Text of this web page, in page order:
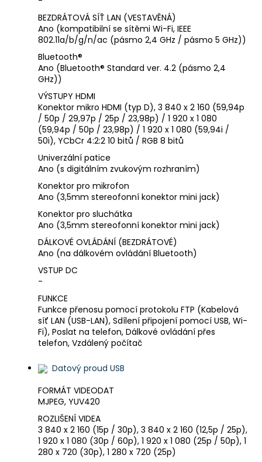
BEZDRÁTOVÁ SÍŤ LAN (VESTAVĚNÁ)
Ano (kompatibilní se sítěmi Wi-Fi, IEEE
802.11a/b/g/n/ac (pásmo 2,4 GHz / pásmo 5 GHz))
Bluetooth®
Ano (Bluetooth® Standard ver. 4.2 (pásmo 2,4
GHz))
VÝSTUPY HDMI
Konektor mikro HDMI (typ D), 3 840 x 2 160 (59,94p
/ 50p / 29,97p / 25p / 23,98p) / 1 920 x 1 080
(59,94p / 50p / 23,98p) / 1 920 x 1 080 (59,94i /
50i), YCbCr 4:2:2 10 bitů / RGB 8 bitů
Univerzální patice
Ano (s digitálním zvukovým rozhraním)
Konektor pro mikrofon
Ano (3,5mm stereofonní konektor mini jack)
Konektor pro sluchátka
Ano (3,5mm stereofonní konektor mini jack)
DÁLKOVÉ OVLÁDÁNÍ (BEZDRÁTOVÉ)
Ano (na dálkovém ovládání Bluetooth)
VSTUP DC
-
FUNKCE
Funkce přenosu pomocí protokolu FTP (Kabelová
síť LAN (USB-LAN), Sdílení připojení pomocí USB, Wi-
Fi), Poslat na telefon, Dálkové ovládání přes
telefon, Vzdálený počítač
Datový proud USB
FORMÁT VIDEODAT
MJPEG, YUV420
ROZLIŠENÍ VIDEA
3 840 x 2 160 (15p / 30p), 3 840 x 2 160 (12,5p / 25p),
1 920 x 1 080 (30p / 60p), 1 920 x 1 080 (25p / 50p), 1
280 x 720 (30p), 1 280 x 720 (25p)